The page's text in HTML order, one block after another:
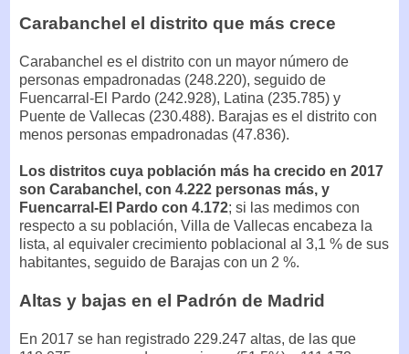
Carabanchel el distrito que más crece
Carabanchel es el distrito con un mayor número de
personas empadronadas (248.220), seguido de
Fuencarral-El Pardo (242.928), Latina (235.785) y
Puente de Vallecas (230.488). Barajas es el distrito con
menos personas empadronadas (47.836).
Los distritos cuya población más ha crecido en 2017
son Carabanchel, con 4.222 personas más, y
Fuencarral-El Pardo con 4.172; si las medimos con
respecto a su población, Villa de Vallecas encabeza la
lista, al equivaler crecimiento poblacional al 3,1 % de sus
habitantes, seguido de Barajas con un 2 %.
Altas y bajas en el Padrón de Madrid
En 2017 se han registrado 229.247 altas, de las que